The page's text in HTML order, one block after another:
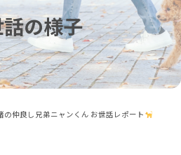
の様子
仲良し兄弟ニャンくん お世話レポート